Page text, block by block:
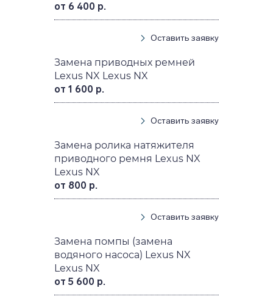
от 6 400 р.
Оставить заявку
Замена приводных ремней
Lexus NX Lexus NX
от 1 600 р.
Оставить заявку
Замена ролика натяжителя
приводного ремня Lexus NX
Lexus NX
от 800 р.
Оставить заявку
Замена помпы (замена
водяного насоса) Lexus NX
Lexus NX
от 5 600 р.